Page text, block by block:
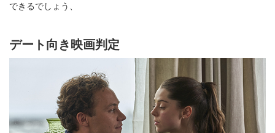
できるでしょう、
デート向き映画判定